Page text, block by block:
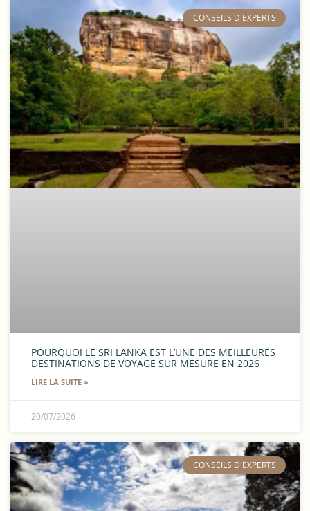
​CONSEILS D'EXPERTS
POURQUOI LE SRI LANKA EST L’UNE DES MEILLEURES
DESTINATIONS DE VOYAGE SUR MESURE EN 2026
LIRE LA SUITE »
20/07/2026
​CONSEILS D'EXPERTS